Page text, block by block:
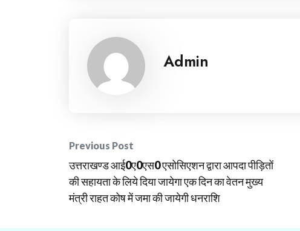
Admin
Post
navigation
Previous Post
उत्तराखण्ड आई0ए0एस0 एसोसिएशन द्वारा आपदा पीड़ितों
की सहायता के लिये दिया जायेगा एक दिन का वेतन मुख्य
मंत्री राहत कोष में जमा की जायेगी धनराशि